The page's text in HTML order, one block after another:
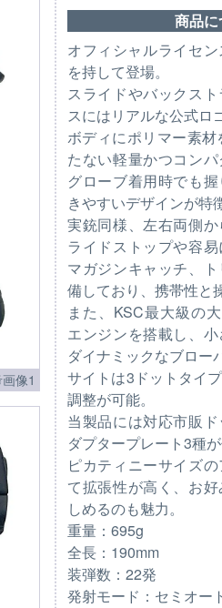
商品
オフィシャルライセ
を持して登場。
スライドやバックス
スにはリアルな公式ロ
ボディにポリマー素
たない軽量かつコンパ
グローブ着用時でも
きやすいデザインが特
実銃同様、左右両側
ライドストップや容
マガジンキャッチ、
備しており、携帯性と
また、KSC最大級の
エンジンを搭載し、
ダイナミックなブロー
サイトは3ドットタイ
調整が可能。
当製品には対応市販
ダプタープレート3種が
ピカティニーサイズ
て拡張性が高く、お
しめるのも魅力。
重量：695g
全長：190mm
装弾数：22発
発射モード：セミオー
像1